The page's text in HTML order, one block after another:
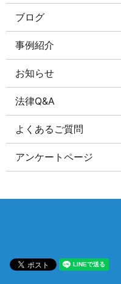
ブログ
事例紹介
お知らせ
法律Q&A
よくあるご質問
アンケートページ